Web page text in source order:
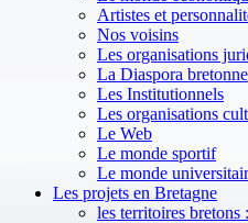
Artistes et
Nos voisins
Les organisations
La Diaspora bretonne
Les Institutionnels
Les organisations
Le Web
Le monde sportif
Le monde
Les projets en Bretagne
les territoires bretons